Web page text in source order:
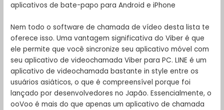
aplicativos de bate-papo para Android e iPhone
Nem todo o software de chamada de vídeo desta lista te
oferece isso. Uma vantagem significativa do Viber é que
ele permite que você sincronize seu aplicativo móvel com
seu aplicativo de videochamada Viber para PC. LINE é um
aplicativo de videochamada bastante in style entre os
usuários asiáticos, o que é compreensível porque foi
lançado por desenvolvedores no Japão. Essencialmente, o
ooVoo é mais do que apenas um aplicativo de chamada